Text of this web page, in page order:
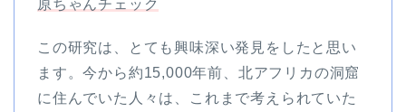
原ちゃんチェック
この研究は、とても興味深い発見をしたと思い
ます。今から約15,000年前、北アフリカの洞窟
に住んでいた人々は、これまで考えられていた